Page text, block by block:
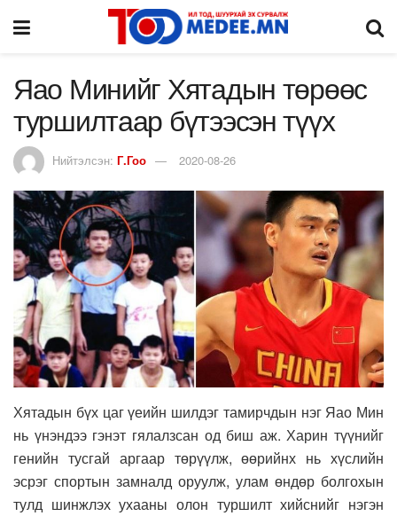
Яао Минийг Хятадын төрөөс
туршилтаар бүтээсэн түүх
Нийтэлсэн: Г.Гоо 2020-08-26
Хятадын бүх цаг үеийн шилдэг тамирчдын нэг Яао Мин
нь үнэндээ гэнэт гялалзсан од биш аж. Харин түүнийг
генийн тусгай аргаар төрүүлж, өөрийнх нь хүслийн
эсрэг спортын замналд оруулж, улам өндөр болгохын
тулд шинжлэх ухааны олон туршилт хийснийг нэгэн